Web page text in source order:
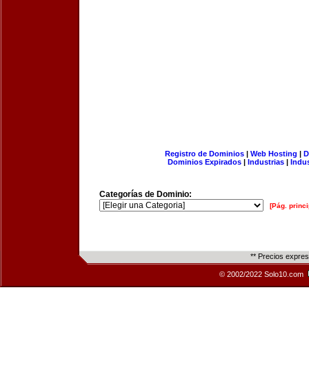
Registro de Dominios| Web Hosting |
Dominios Expirados | Industrias |
Categorías de Dominio:
[Pág.
** Precios
© 2002/2022 Solo10.com